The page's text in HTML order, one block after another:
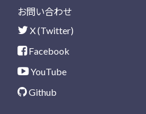
お問い合わせ
X (Twitter)
Facebook
YouTube
Github